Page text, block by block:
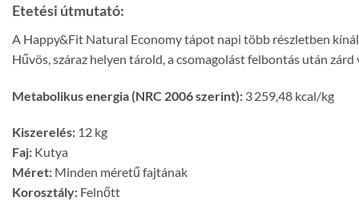
Etetési útmutató:
A Happy&Fit Natural Economy tápot napi több részletben
Hűvös, száraz helyen tárold, a csomagolást felbontás után
Metabolikus energia (NRC 2006 szerint): 3 259,48 kcal/kg
Kiszerelés: 12 kg
Faj: Kutya
Méret: Minden méretű fajtának
Korosztály: Felnőtt